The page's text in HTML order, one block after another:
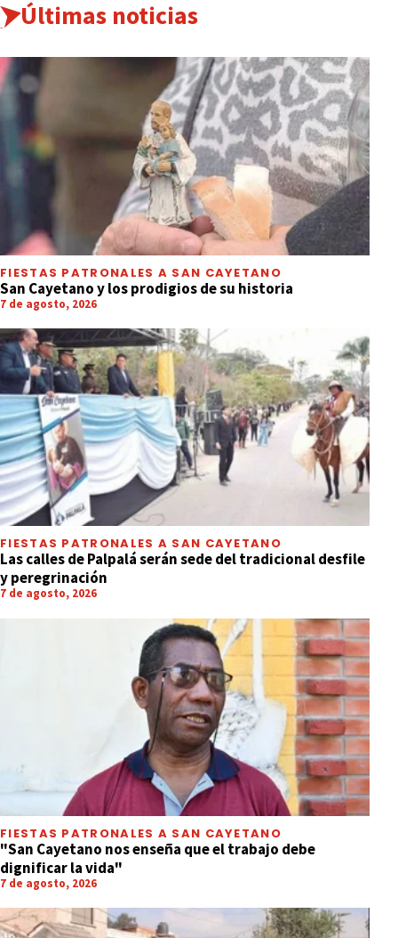
Últimas noticias
FIESTAS PATRONALES A SAN CAYETANO
San Cayetano y los prodigios de su historia
7 de agosto, 2026
FIESTAS PATRONALES A SAN CAYETANO
Las calles de Palpalá serán sede del tradicional desfile
y peregrinación
7 de agosto, 2026
FIESTAS PATRONALES A SAN CAYETANO
"San Cayetano nos enseña que el trabajo debe
dignificar la vida"
7 de agosto, 2026